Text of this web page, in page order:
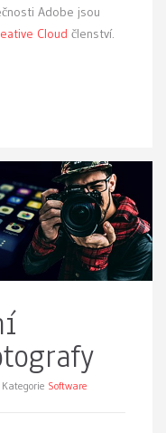
Adobe jsou
Cloud členství.
Software